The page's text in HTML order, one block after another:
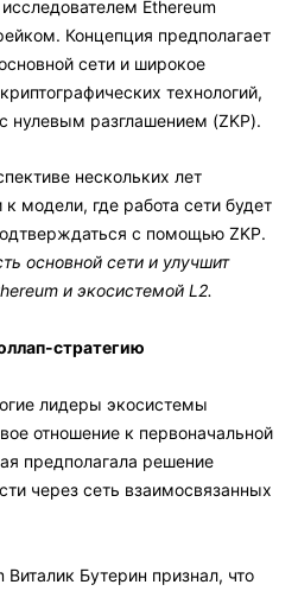
Ethereum
Концепция предполагает
сети и широкое
технологий,
нулевым разглашением (ZKP).
нескольких лет
модели, где работа сети будет
с помощью ZKP.
основной сети и улучшит
и экосистемой L2.
стратегию
лидеры экосистемы
отношение к первоначальной
предполагала решение
через сеть взаимосвязанных
Виталик Бутерин признал, что